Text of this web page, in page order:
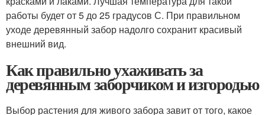
работы будет от 5 до 25 градусов С. При правильном
уходе деревянный забор надолго сохранит красивый
внешний вид.
Как правильно ухаживать за
деревянным заборчиком и изгородью
Выбор растения для живого забора завит от того, какое